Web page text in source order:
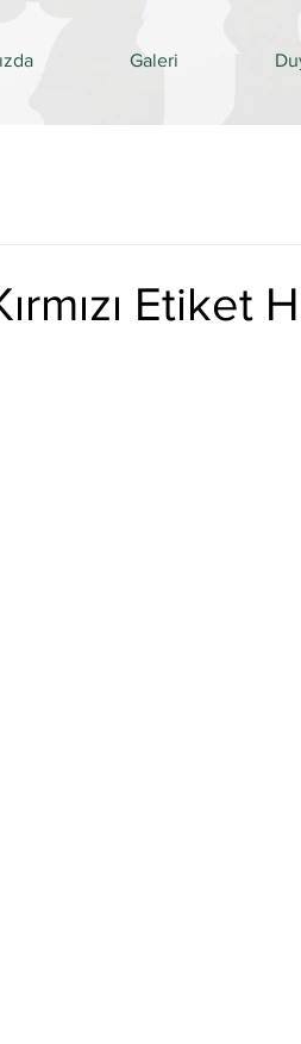
Galeri
Etiket